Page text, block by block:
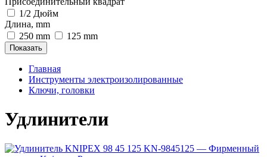
1/2 Дюйм
Длина, mm
250 mm
125 mm
Главная
Инструменты электроизолированные
Ключи, головки
Удлинители